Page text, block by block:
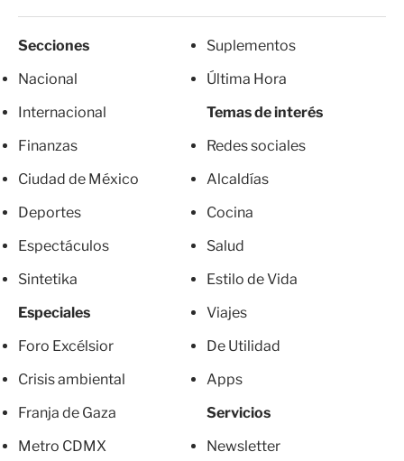
Secciones
Nacional
Internacional
Finanzas
Ciudad de México
Deportes
Espectáculos
Sintetika
Especiales
Foro Excélsior
Crisis ambiental
Franja de Gaza
Metro CDMX
Suplementos
Última Hora
Temas de interés
Redes sociales
Alcaldías
Cocina
Salud
Estilo de Vida
Viajes
De Utilidad
Apps
Servicios
Newsletter